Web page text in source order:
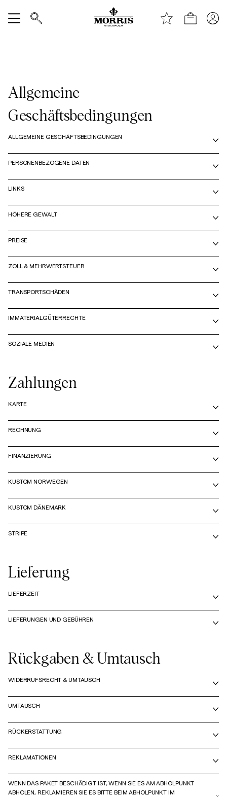
Laden
Accessoires
Jeans
Anzüge
Hemden
T-Shirts
Unterwäsche
Allgemeine
Geschäftsbedingungen
ALLGEMEINE GESCHÄFTSBEDINGUNGEN
PERSONENBEZOGENE DATEN
LINKS
HÖHERE GEWALT
PREISE
ZOLL & MEHRWERTSTEUER
TRANSPORTSCHÄDEN
IMMATERIALGÜTERRECHTE
SOZIALE MEDIEN
Zahlungen
KARTE
RECHNUNG
FINANZIERUNG
KUSTOM NORWEGEN
KUSTOM DÄNEMARK
STRIPE
Lieferung
LIEFERZEIT
LIEFERUNGEN UND GEBÜHREN
Rückgaben & Umtausch
WIDERRUFSRECHT & UMTAUSCH
UMTAUSCH
RÜCKERSTATTUNG
REKLAMATIONEN
WENN DAS PAKET BESCHÄDIGT IST, WENN SIE ES AM ABHOLPUNKT
ABHOLEN, REKLAMIEREN SIE ES BITTE BEIM ABHOLPUNKT IM